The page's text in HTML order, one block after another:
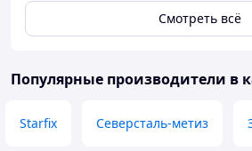
Смотреть всё
Популярные производители в
Starfix Северсталь-метиз